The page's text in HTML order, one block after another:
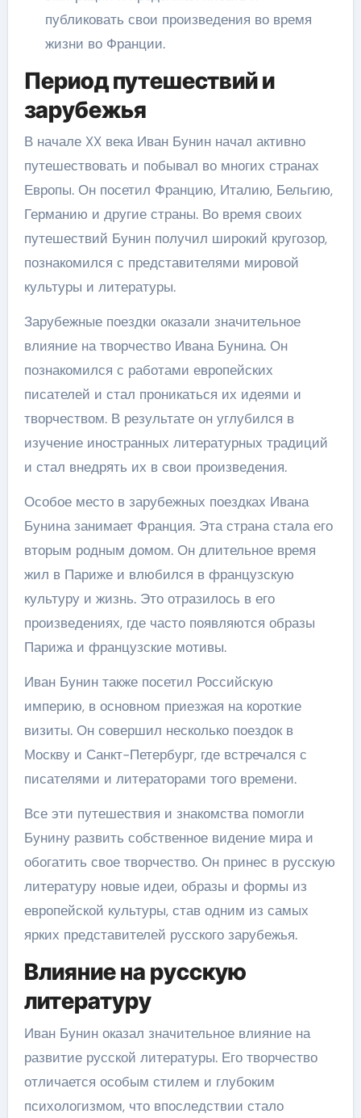
публиковать свои произведения во время
жизни во Франции.
Период путешествий и
зарубежья
В начале XX века Иван Бунин начал активно
путешествовать и побывал во многих странах
Европы. Он посетил Францию, Италию, Бельгию,
Германию и другие страны. Во время своих
путешествий Бунин получил широкий кругозор,
познакомился с представителями мировой
культуры и литературы.
Зарубежные поездки оказали значительное
влияние на творчество Ивана Бунина. Он
познакомился с работами европейских
писателей и стал проникаться их идеями и
творчеством. В результате он углубился в
изучение иностранных литературных традиций
и стал внедрять их в свои произведения.
Особое место в зарубежных поездках Ивана
Бунина занимает Франция. Эта страна стала его
вторым родным домом. Он длительное время
жил в Париже и влюбился в французскую
культуру и жизнь. Это отразилось в его
произведениях, где часто появляются образы
Парижа и французские мотивы.
Иван Бунин также посетил Российскую
империю, в основном приезжая на короткие
визиты. Он совершил несколько поездок в
Москву и Санкт-Петербург, где встречался с
писателями и литераторами того времени.
Все эти путешествия и знакомства помогли
Бунину развить собственное видение мира и
обогатить свое творчество. Он принес в русскую
литературу новые идеи, образы и формы из
европейской культуры, став одним из самых
ярких представителей русского зарубежья.
Влияние на русскую
литературу
Иван Бунин оказал значительное влияние на
развитие русской литературы. Его творчество
отличается особым стилем и глубоким
психологизмом, что впоследствии стало